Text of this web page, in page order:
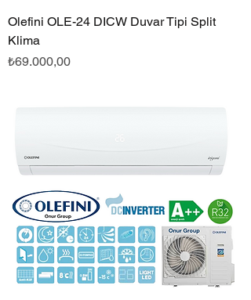
Olefini OLE-24 DICW Duvar Tipi Split
Klima
Fiyat
₺69.000,00